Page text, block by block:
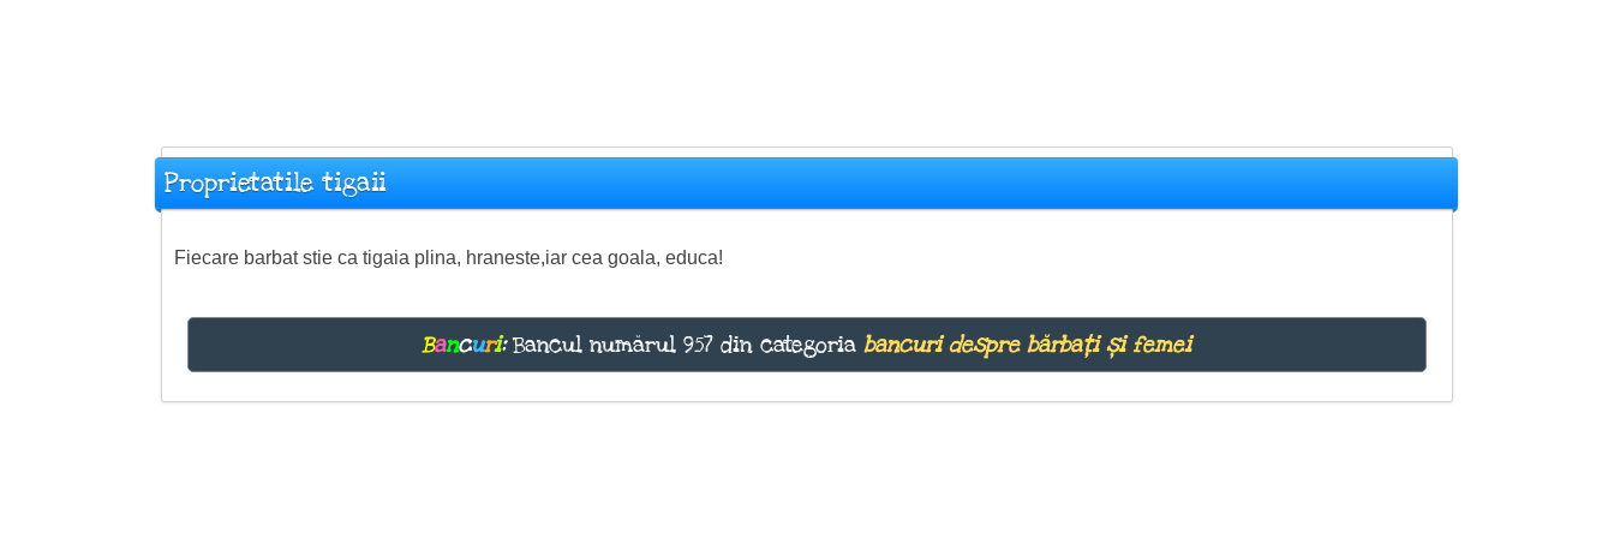
Proprietatile tigaii
Fiecare barbat stie ca tigaia plina, hraneste,iar cea goala, educa!
Bancuri:Bancul numărul 957 din categoriabancuri despre bărbați și femei